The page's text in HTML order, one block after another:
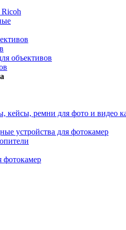
объективов
кейсы, ремни для фото и видео
устройства для фотокамер
фотокамер